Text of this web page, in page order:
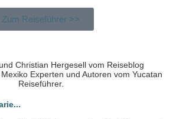
Zum Reiseführer >>